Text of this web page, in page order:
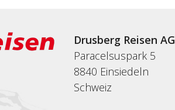
Drusberg Reisen AG
Paracelsuspark 5
8840 Einsiedeln
Schweiz